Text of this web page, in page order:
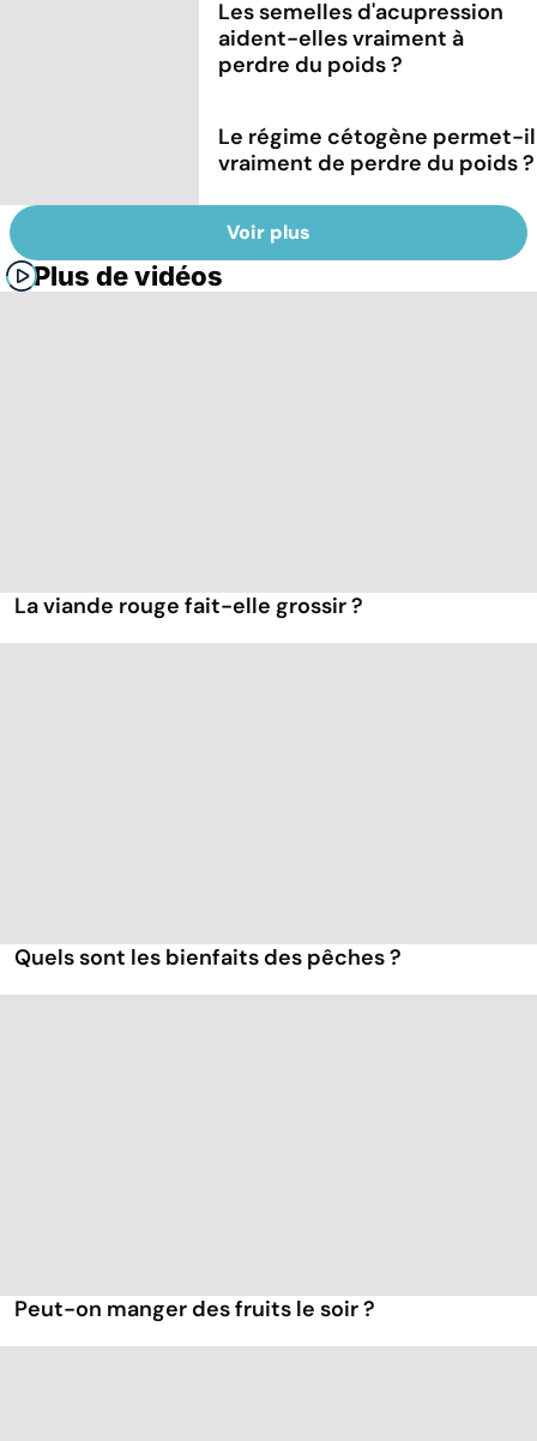
Les semelles d'acupression
aident-elles vraiment à
perdre du poids ?
Le régime cétogène permet-il
vraiment de perdre du poids ?
Voir plus
Plus de vidéos
La viande rouge fait-elle grossir ?
Quels sont les bienfaits des pêches ?
Peut-on manger des fruits le soir ?